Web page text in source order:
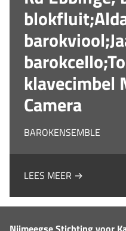
klavecimbel
Camera
BAROKENSEMBLE
LEES MEER →